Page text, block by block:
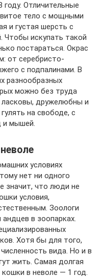
году. Отличительные
тело с мощными
и густая шерсть с
Чтобы искупать такой
постараться. Окрас
от серебристо-
с подпалинами. В
разнообразных
можно без труда
ласковы, дружелюбны и
на свободе, с
и мышей.
условиях
нет ни одного
значит, что люди не
условия,
Зоологи
в зоопарках.
Хотя бы для того,
вида. Но и в
жить. Самая долгая
в неволе — 1 год.